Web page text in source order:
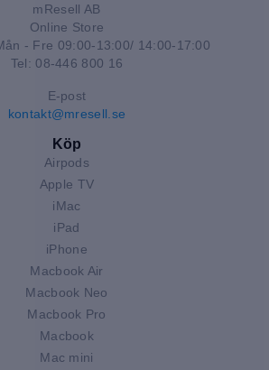
mResell AB
Online Store
- Fre 09:00-13:00/ 14:00-17:00
Tel: 08-446 800 16
E-post
kontakt@mresell.se
Köp
Airpods
Apple TV
iMac
iPad
iPhone
Macbook Air
Macbook Neo
Macbook Pro
Macbook
Mac mini